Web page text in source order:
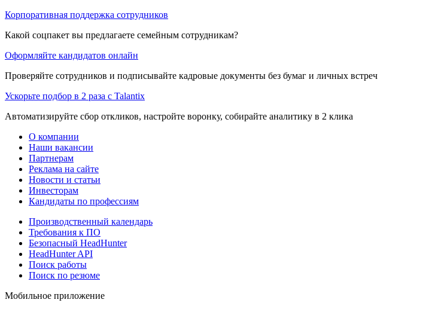
Корпоративная поддержка сотрудников
Какой соцпакет вы предлагаете семейным сотрудникам?
Оформляйте кандидатов онлайн
Проверяйте сотрудников и подписывайте кадровые документы без бумаг и личных встреч
Ускорьте подбор в 2 раза с Talantix
Автоматизируйте сбор откликов, настройте воронку, собирайте аналитику в 2 клика
О компании
Наши вакансии
Партнерам
Реклама на сайте
Новости и статьи
Инвесторам
Кандидаты по профессиям
Производственный календарь
Требования к ПО
Безопасный HeadHunter
HeadHunter API
Поиск работы
Поиск по резюме
Мобильное приложение